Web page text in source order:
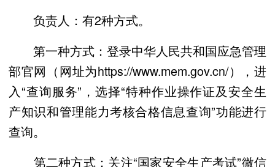
负责人：有2种方式。
第一种方式：登录中华人民共和国应急管理
部官网（网址为https://www.mem.gov.cn/），进
入“查询服务”，选择“特种作业操作证及安全生
产知识和管理能力考核合格信息查询”功能进行
查询。
第二种方式：关注“国家安全生产考试”微信